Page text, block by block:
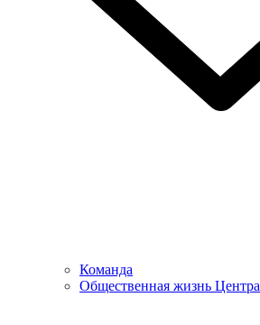
Команда
Общественная жизнь Центра